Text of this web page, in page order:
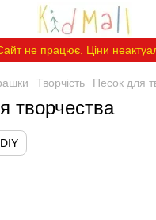
не працює. Ціни
Творчість Песок для
творчества